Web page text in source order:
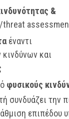
&
έναντι
και
φυσικούς
συνδυάζει την
επιπέδου